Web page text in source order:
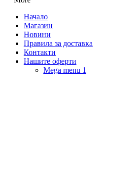
Начало
Магазин
Новини
Правила за доставка
Контакти
Нашите оферти
Mega menu 1